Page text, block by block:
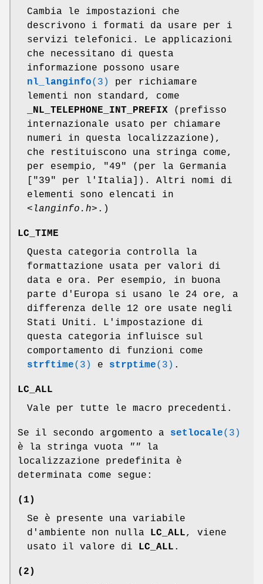
Cambia le impostazioni che
descrivono i formati da usare per i
servizi telefonici. Le applicazioni
che necessitano di questa
informazione possono usare
nl_langinfo(3)
per richiamare
lementi non standard, come
_NL_TELEPHONE_INT_PREFIX (prefisso
internazionale usato per chiamare
numeri in questa localizzazione),
che restituiscono una stringa come,
per esempio, "49" (per la Germania
["39" per l'Italia]). Altri nomi di
elementi sono elencati in
<langinfo.h> .)
LC_TIME
Questa categoria controlla la
formattazione usata per valori di
data e ora. Per esempio, in buona
parte d'Europa si usano le 24 ore, a
differenza delle 12 ore usate negli
Stati Uniti. L'impostazione di
questa categoria influisce sul
comportamento di funzioni come
strftime(3) e strptime(3) .
LC_ALL
Vale per tutte le macro precedenti.
Se il secondo argomento a setlocale(3)
è la stringa vuota
"" la
localizzazione predefinita è
determinata come segue:
(1)
Se è presente una variabile
d'ambiente non nulla
LC_ALL, viene
usato il valore di
LC_ALL .
(2)